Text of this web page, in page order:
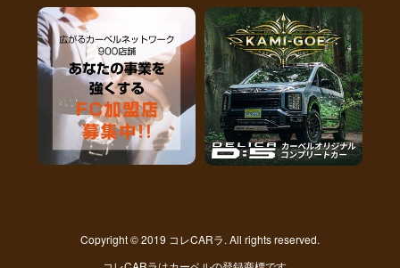
Copyright © 2019 コレCARラ. All rights reserved.